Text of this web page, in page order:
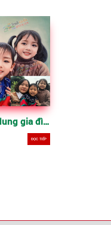
vẽ tranh chân dung gia đình theo yêu cầu, sơn dầu trên toan
ĐỌC TIẾP